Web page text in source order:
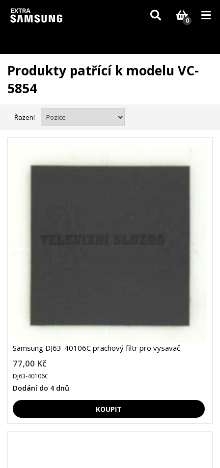
Vzhledem k aktuální situaci se může dodání dílů, které nejsou skladem,
zpozdit. Děkujeme za pochopení.
0
Produkty patřící k modelu VC-
5854
Řazení
Samsung DJ63-40106C prachový filtr pro vysavač
77,00 Kč
DJ63-40106C
Dodání do 4 dnů